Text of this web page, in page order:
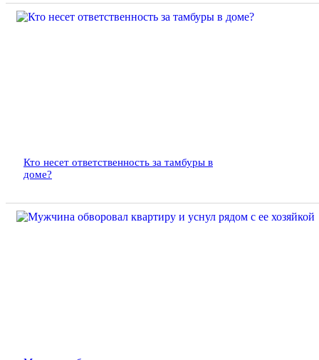
Кто несет ответственность за тамбуры в
доме?